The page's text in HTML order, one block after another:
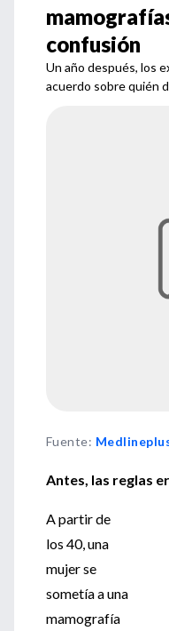
confusión
Un año después, los
acuerdo sobre quién
Fuente:
Antes, las reglas
A partir de
los 40, una
mujer se
sometía a una
mamografía